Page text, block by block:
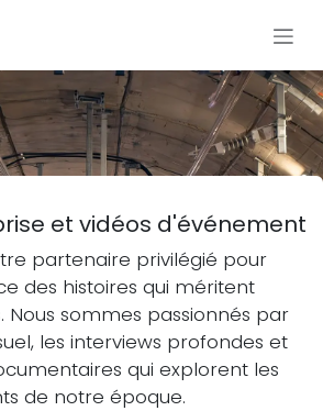
et vidéos d'événement
partenaire privilégié pour
des histoires qui méritent
sommes passionnés par
les interviews profondes et
qui explorent les
de notre époque.